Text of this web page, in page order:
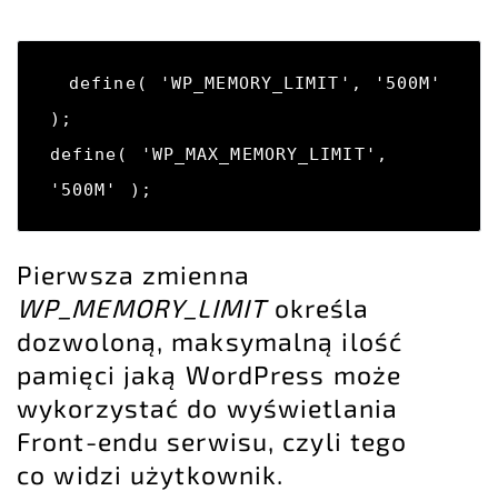
define( 'WP_MEMORY_LIMIT', '500M'
);
define( 'WP_MAX_MEMORY_LIMIT',
'500M' );
Pierwsza zmienna
WP_MEMORY_LIMITokreśla
dozwoloną, maksymalną ilość
pamięci jaką WordPress może
wykorzystać do wyświetlania
Front-endu serwisu, czyli tego
co widzi użytkownik.